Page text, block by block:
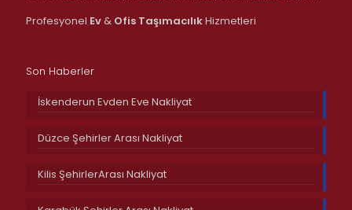
Profesyonel Ev& Ofis TaşımacılıkHizmetleri
Son Haberler
İskenderun Evden Eve Nakliyat
Düzce Şehirler Arası Nakliyat
Kilis ŞehirlerArası Nakliyat